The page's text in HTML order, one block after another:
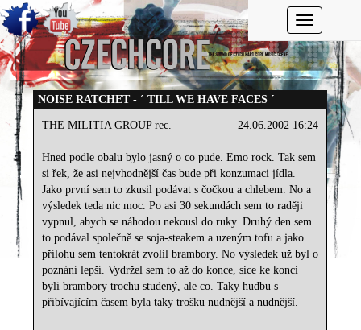
Toggle
NOISE RATCHET - ´ TILL WE HAVE FACES ´
24.06.2002 16:24
THE MILITIA GROUP rec.
Hned podle obalu bylo jasný o co pude. Emo rock. Tak sem
si řek, že asi nejvhodnější čas bude při konzumaci jídla.
Jako první sem to zkusil podávat s čočkou a chlebem. No a
výsledek teda nic moc. Po asi 30 sekundách sem to raději
vypnul, abych se náhodou nekousl do ruky. Druhý den sem
to podával společně se soja-steakem a uzeným tofu a jako
přílohu sem tentokrát zvolil brambory. No výsledek už byl o
poznání lepší. Vydržel sem to až do konce, sice ke konci
byli brambory trochu studený, ale co. Taky hudbu s
přibívajícím časem byla taky trošku nudnější a nudnější.